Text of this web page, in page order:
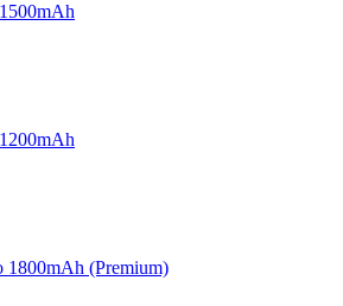
1800mAh (Premium)